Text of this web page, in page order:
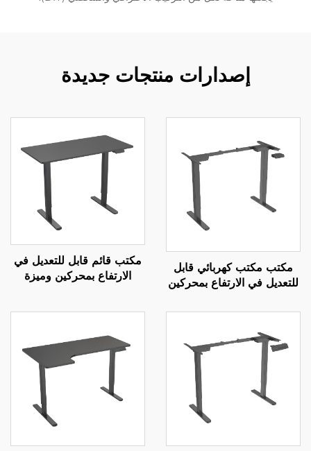
إصدارات منتجات جديدة
مكتب مكتب كهربائي قابل
للتعديل في الارتفاع بمحركين
MOUNTS JSD2-01
مكتب قائم قابل للتعديل في
الارتفاع بمحركين وميزة